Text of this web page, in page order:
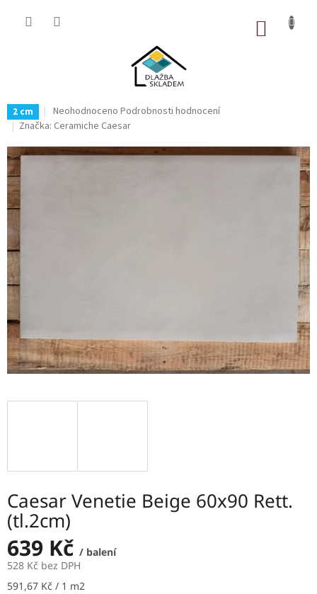
2 cm
Průměrné
hodnocení
je
Neohodnoceno Podrobnosti hodnocení
Značka: Ceramiche Caesar
Caesar Venetie Beige 60x90 Rett.
(tl.2cm)
639 Kč / balení
528 Kč bez DPH
Měrná
591,67 Kč / 1 m2